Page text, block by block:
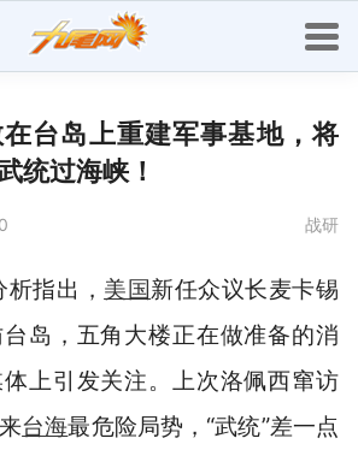
台岛上重建军事基地，将
统过海峡！
战研
指出， 美国新任众议长麦卡锡
岛，五角大楼正在做准备的消
上引发关注。上次洛佩西窜访
台海最危险局势，“武统”差一点